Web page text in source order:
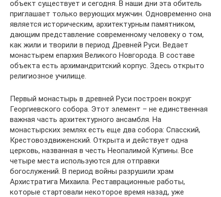
объект существует и сегодня. В наши дни эта обитель
приглашает только верующих мужчин. Одновременно она
является историческим, архитектурным памятником,
дающим представление современному человеку о том,
как жили и творили в период Древней Руси. Ведает
монастырем епархия Великого Новгорода. В составе
объекта есть архимандритский корпус. Здесь открыто
религиозное училище.
Первый монастырь в древней Руси построен вокруг
Георгиевского собора. Этот элемент – не единственная
важная часть архитектурного ансамбля. На
монастырских землях есть еще два собора: Спасский,
Крестовоздвиженский. Открыта и действует одна
церковь, названная в честь Неопалимой Купины. Все
четыре места используются для отправки
богослужений. В период войны разрушили храм
Архистратига Михаила. Реставрационные работы,
которые стартовали некоторое время назад, уже